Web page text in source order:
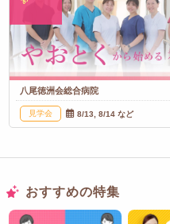
八尾徳洲会総合病院
見学会 8/13, 8/14 など
おすすめの特集